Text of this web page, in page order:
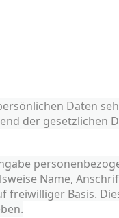
Daten
der gesetzlichen
Name,
Basis.